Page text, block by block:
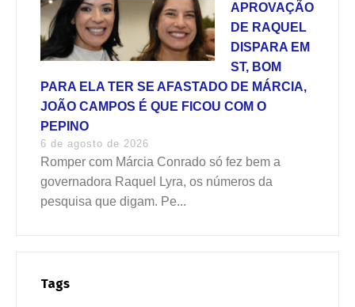
APROVAÇÃO
DE RAQUEL
DISPARA EM
ST, BOM
PARA ELA TER SE AFASTADO DE MÁRCIA,
JOÃO CAMPOS É QUE FICOU COM O
PEPINO
6 de agosto de 2026
Romper com Márcia Conrado só fez bem a
governadora Raquel Lyra, os números da
pesquisa que digam. Pe...
Tags